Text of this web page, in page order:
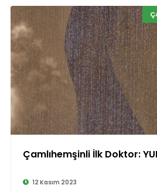
Çamlıhemşinli İlk Doktor:
12 Kasım 2023